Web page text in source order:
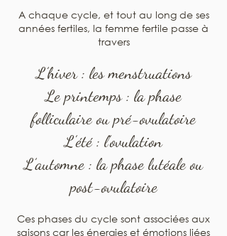
A chaque cycle, et tout au long de ses
années fertiles, la femme fertile passe à
travers
L’hiver : les menstruations
Le printemps : la phase
folliculaire ou pré-ovulatoire
L’été : l’ovulation
L’automne : la phase lutéale ou
post-ovulatoire
Ces phases du cycle sont associées aux
saisons car les énergies et émotions liées